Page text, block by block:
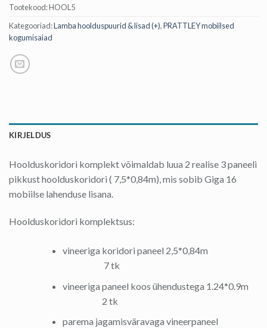
Tootekood:HOOL5
Kategooriad:Lamba hoolduspuurid & lisad (+),PRATTLEY mobiilsed
kogumisaiad
KIRJELDUS
Hoolduskoridori komplekt võimaldab luua 2 realise 3 paneeli
pikkust hoolduskoridori ( 7,5*0,84m), mis sobib Giga 16
mobiilse lahenduse lisana.
Hoolduskoridori komplektsus:
vineeriga koridori paneel 2,5*0,84m
7 tk
vineeriga paneel koos ühendustega 1.24*0.9m
2 tk
parema jagamisväravaga vineerpaneel